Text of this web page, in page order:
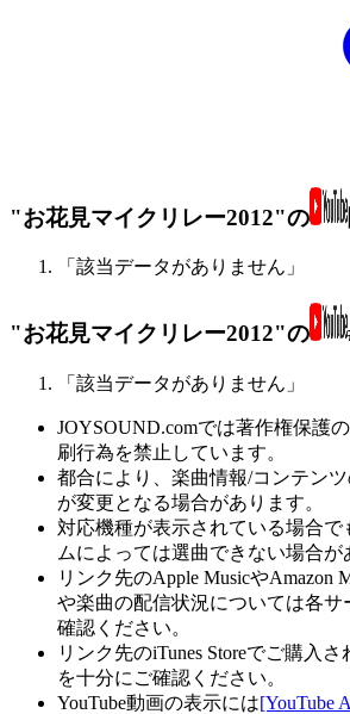
"お花見マイクリレー2012"の
「該当データがありません」
"お花見マイクリレー2012"の
「該当データがありません」
JOYSOUND.comでは著作権保護
刷行為を禁止しています。
都合により、楽曲情報/コンテン
が変更となる場合があります。
対応機種が表示されている場合で
ムによっては選曲できない場合が
リンク先のApple MusicやAmazon
や楽曲の配信状況については各サ
確認ください。
リンク先のiTunes Storeでご購入
を十分にご確認ください。
YouTube動画の表示には[YouTube